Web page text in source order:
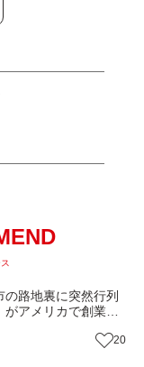
の路地裏に突然行列
アメリカで創業し
・春日市）
20